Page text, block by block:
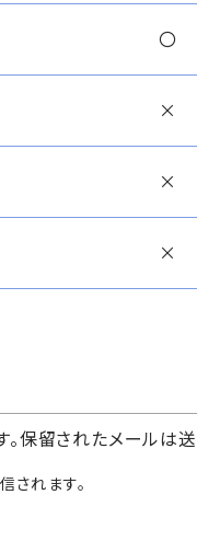
〇
×
×
×
保留されたメールは送
れます。